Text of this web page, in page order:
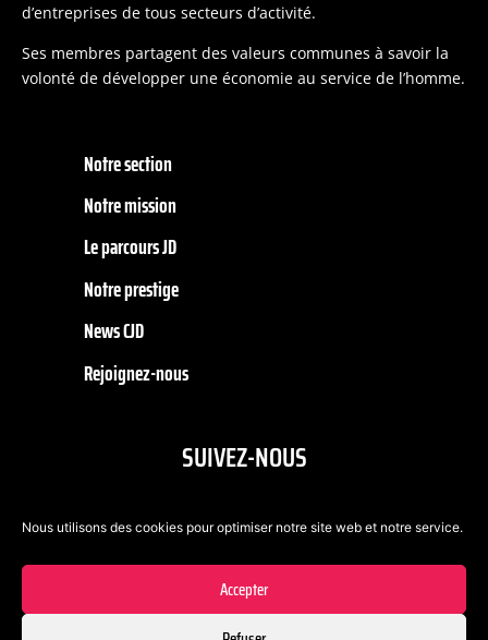
Nous utilisons des cookies pour optimiser notre site web et notre service.
Accepter
d’entreprises de tous secteurs d’activité.
Ses membres partagent des valeurs communes à savoir la
volonté de développer une économie au service de l’homme.
Notre section
Notre mission
Le parcours JD
Notre prestige
News CJD
Rejoignez-nous
SUIVEZ-NOUS